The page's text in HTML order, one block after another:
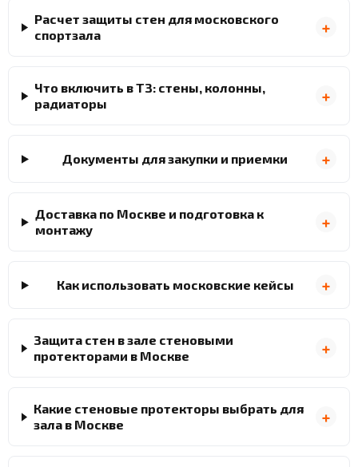
Расчет защиты стен для московского
спортзала
Что включить в ТЗ: стены, колонны,
радиаторы
Документы для закупки и приемки
Доставка по Москве и подготовка к
монтажу
Как использовать московские кейсы
Защита стен в зале стеновыми
протекторами в Москве
Какие стеновые протекторы выбрать для
зала в Москве